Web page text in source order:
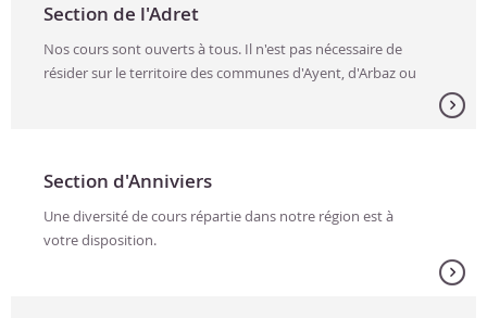
Section de l'Adret
Nos cours sont ouverts à tous. Il n'est pas nécessaire de
résider sur le territoire des communes d'Ayent, d'Arbaz ou
Section d'Anniviers
Une diversité de cours répartie dans notre région est à
votre disposition.